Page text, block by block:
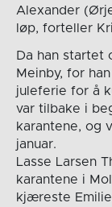
Alexander
løp, forteller
Da han startet
Meinby, for
juleferie for å
var tilbake i
karantene, og
januar.
Lasse Larsen
karantene i
kjæreste